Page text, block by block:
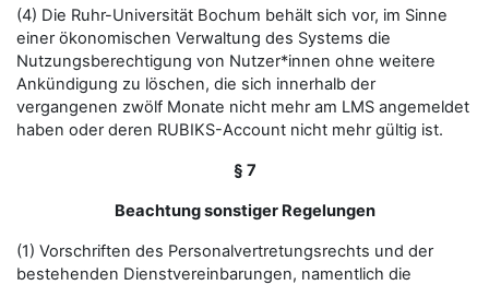
(4) Die Ruhr-Universität Bochum behält sich vor, im Sinne
einer ökonomischen Verwaltung des Systems die
Nutzungsberechtigung von Nutzer*innen ohne weitere
Ankündigung zu löschen, die sich innerhalb der
vergangenen zwölf Monate nicht mehr am LMS angemeldet
haben oder deren RUBIKS-Account nicht mehr gültig ist.
§ 7
Beachtung sonstiger Regelungen
(1) Vorschriften des Personalvertretungsrechts und der
bestehenden Dienstvereinbarungen, namentlich die